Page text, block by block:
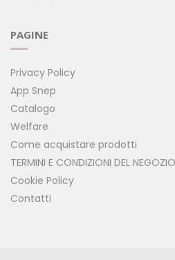
PAGINE
Privacy Policy
App Snep
Catalogo
Welfare
Come acquistare prodotti
TERMINI E CONDIZIONI DEL
Cookie Policy
Contatti